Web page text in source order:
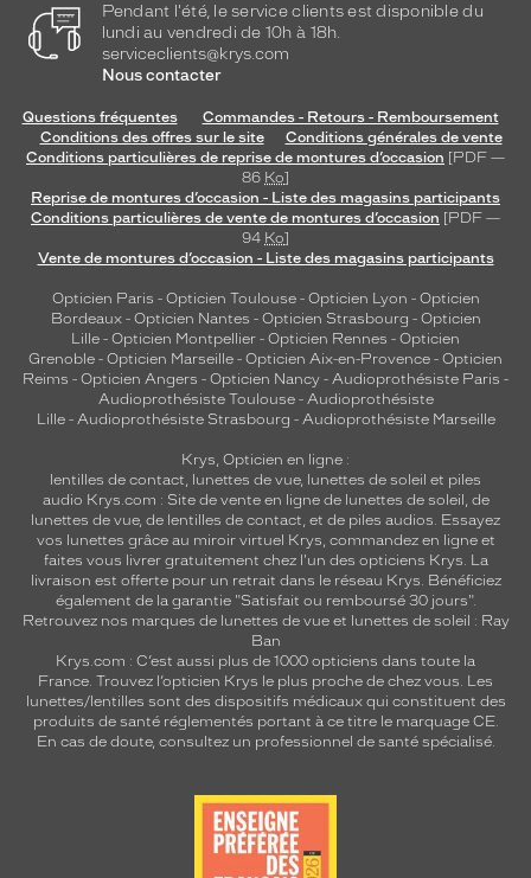
Pendant l'été, le service clients est disponible du
lundi au vendredi de 10h à 18h.
serviceclients@krys.com
Nous contacter
Questions fréquentes
Commandes - Retours - Remboursement
Conditions des offres sur le site
Conditions générales de vente
Conditions particulières de reprise de montures d’occasion [PDF —
86 Ko]
Reprise de montures d’occasion - Liste des magasins participants
Conditions particulières de vente de montures d’occasion [PDF —
94 Ko]
Vente de montures d’occasion - Liste des magasins participants
Opticien Paris - Opticien Toulouse- Opticien Lyon - Opticien
Bordeaux- Opticien Nantes - Opticien Strasbourg - Opticien
Lille - Opticien Montpellier - Opticien Rennes - Opticien
Grenoble - Opticien Marseille - Opticien Aix-en-Provence - Opticien
Reims - Opticien Angers - Opticien Nancy - Audioprothésiste Paris -
Audioprothésiste Toulouse- Audioprothésiste
Lille- Audioprothésiste Strasbourg - Audioprothésiste Marseille
Krys, Opticien en ligne :
lentilles de contact, lunettes de vue, lunettes de soleil et piles
audio Krys.com : Site de vente en ligne de lunettes de soleil, de
lunettes de vue, de lentilles de contact, et de piles audios. Essayez
vos lunettes grâce au miroir virtuel Krys, commandez en ligne et
faites vous livrer gratuitement chez l'un des opticiens Krys. La
livraison est offerte pour un retrait dans le réseau Krys. Bénéficiez
également de la garantie "Satisfait ou remboursé 30 jours".
Retrouvez nos marques de lunettes de vue et lunettes de soleil : Ray
Ban
Krys.com : C’est aussi plus de 1000 opticiens dans toute la
France. Trouvez l’opticien Krys le plus proche de chez vous. Les
lunettes/lentilles sont des dispositifs médicaux qui constituent des
produits de santé réglementés portant à ce titre le marquage CE.
En cas de doute, consultez un professionnel de santé spécialisé.